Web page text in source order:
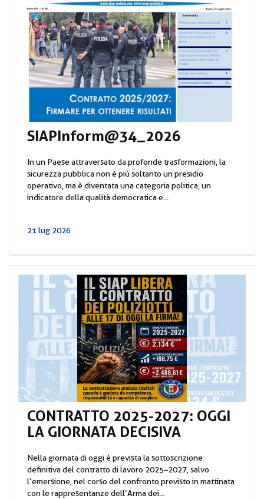
SIAPInform@34_2026
In un Paese attraversato da profonde trasformazioni, la
sicurezza pubblica non è più soltanto un presidio
operativo, ma è diventata una categoria politica, un
indicatore della qualità democratica e...
21 lug 2026
CONTRATTO 2025-2027: OGGI
LA GIORNATA DECISIVA
Nella giornata di oggi è prevista la sottoscrizione
definitiva del contratto di lavoro 2025–2027, salvo
l’emersione, nel corso del confronto previsto in mattinata
con le rappresentanze dell’Arma dei...